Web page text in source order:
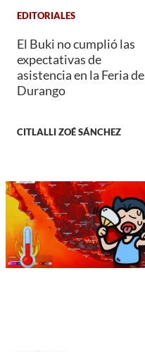
EDITORIALES
El Buki no cumplió las
expectativas de
asistencia en la Feria de
Durango
CITLALLI ZOÉ SÁNCHEZ